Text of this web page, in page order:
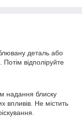
деталь або
відполіруйте
надання блиску
впливів. Не містить